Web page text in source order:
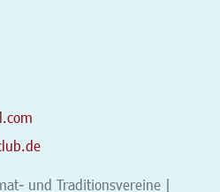
und Traditionsvereine |